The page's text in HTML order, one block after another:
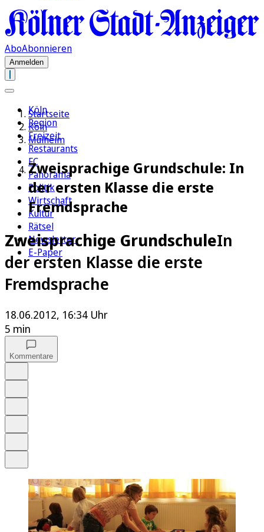
AboAbonnieren
Anmelden
Köln
Region
Freizeit
Restaurants
FC
Panorama
Politik
Wirtschaft
Kultur
Rätsel
Newsletter
E-Paper
Startseite
Köln
Mülheim
Zweisprachige Grundschule: In
der ersten Klasse die erste
Fremdsprache
Zweisprachige GrundschuleIn
der ersten Klasse die erste
Fremdsprache
18.06.2012, 16:34 Uhr
5 min
Kommentare